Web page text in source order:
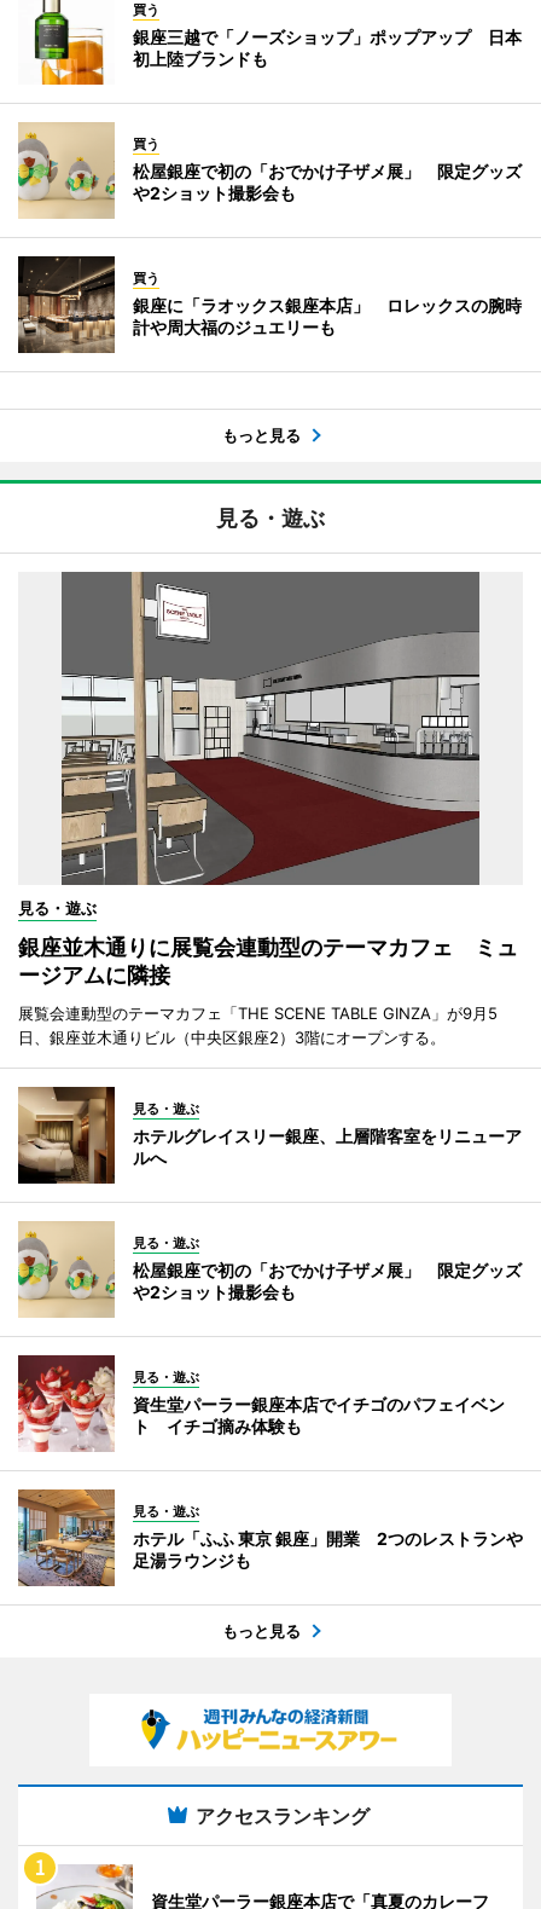
買う
銀座三越で「ノーズショップ」ポップアップ 日本
初上陸ブランドも
買う
松屋銀座で初の「おでかけ子ザメ展」 限定グッズ
や2ショット撮影会も
買う
銀座に「ラオックス銀座本店」 ロレックスの腕時
計や周大福のジュエリーも
もっと見る
見る・遊ぶ
見る・遊ぶ
銀座並木通りに展覧会連動型のテーマカフェ ミュ
ージアムに隣接
展覧会連動型のテーマカフェ「THE SCENE TABLE GINZA」が9月5
日、銀座並木通りビル（中央区銀座2）3階にオープンする。
見る・遊ぶ
ホテルグレイスリー銀座、上層階客室をリニューア
ルへ
見る・遊ぶ
松屋銀座で初の「おでかけ子ザメ展」 限定グッズ
や2ショット撮影会も
見る・遊ぶ
資生堂パーラー銀座本店でイチゴのパフェイベン
ト イチゴ摘み体験も
見る・遊ぶ
ホテル「ふふ 東京 銀座」開業 2つのレストランや
足湯ラウンジも
もっと見る
アクセスランキング
資生堂パーラー銀座本店で「真夏のカレーフ